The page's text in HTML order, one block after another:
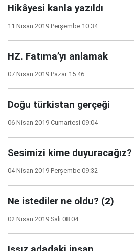
Hikâyesi kanla yazıldı
11 Nisan 2019 Perşembe 10:34
HZ. Fatıma’yı anlamak
07 Nisan 2019 Pazar 15:46
Doğu türkistan gerçeği
06 Nisan 2019 Cumartesi 09:04
Sesimizi kime duyuracağız?
04 Nisan 2019 Perşembe 09:32
Ne istediler ne oldu? (2)
02 Nisan 2019 Salı 08:04